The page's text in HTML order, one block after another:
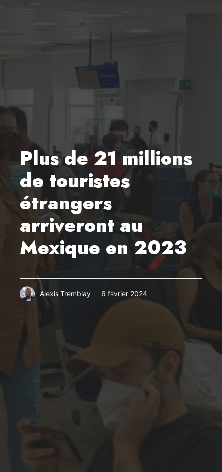
Plus de 21 millions
de touristes
étrangers
arriveront au
Mexique en 2023
Alexis Tremblay 6 février 2024